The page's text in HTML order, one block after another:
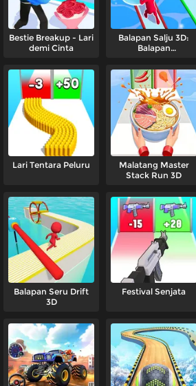
Bestie Breakup - Lari
demi Cinta
Balapan Salju 3D:
Balapan
Lari Tentara Peluru
Malatang Master
Stack Run 3D
Balapan Seru Drift
3D
Festival Senjata